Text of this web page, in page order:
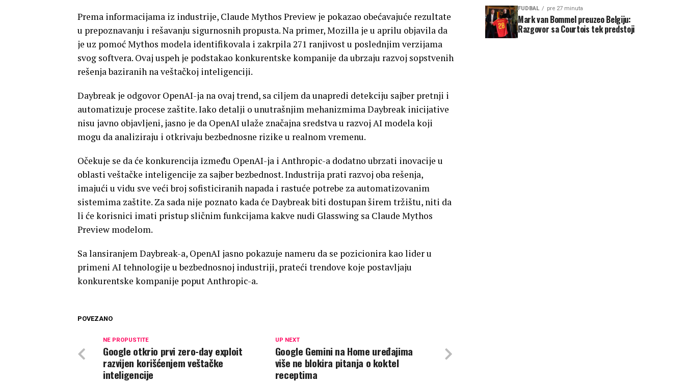
Prema informacijama iz industrije, Claude Mythos Preview je pokazao obećavajuće rezultate
u prepoznavanju i rešavanju sigurnosnih propusta. Na primer, Mozilla je u aprilu objavila da
je uz pomoć Mythos modela identifikovala i zakrpila 271 ranjivost u poslednjim verzijama
svog softvera. Ovaj uspeh je podstakao konkurentske kompanije da ubrzaju razvoj sopstvenih
rešenja baziranih na veštačkoj inteligenciji.
Daybreak je odgovor OpenAI-ja na ovaj trend, sa ciljem da unapredi detekciju sajber pretnji i
automatizuje procese zaštite. Iako detalji o unutrašnjim mehanizmima Daybreak inicijative
nisu javno objavljeni, jasno je da OpenAI ulaže značajna sredstva u razvoj AI modela koji
mogu da analiziraju i otkrivaju bezbednosne rizike u realnom vremenu.
Očekuje se da će konkurencija između OpenAI-ja i Anthropic-a dodatno ubrzati inovacije u
oblasti veštačke inteligencije za sajber bezbednost. Industrija prati razvoj oba rešenja,
imajući u vidu sve veći broj sofisticiranih napada i rastuće potrebe za automatizovanim
sistemima zaštite. Za sada nije poznato kada će Daybreak biti dostupan širem tržištu, niti da
li će korisnici imati pristup sličnim funkcijama kakve nudi Glasswing sa Claude Mythos
Preview modelom.
Sa lansiranjem Daybreak-a, OpenAI jasno pokazuje nameru da se pozicionira kao lider u
primeni AI tehnologije u bezbednosnoj industriji, prateći trendove koje postavljaju
konkurentske kompanije poput Anthropic-a.
POVEZANO
UP NEXT
Google Gemini na Home uređajima
više ne blokira pitanja o koktel
receptima
NE PROPUSTITE
Google otkrio prvi zero-day exploit
razvijen korišćenjem veštačke
inteligencije
FUDBAL pre 27 minuta
Mark van Bommel preuzeo Belgiju:
Razgovor sa Courtois tek predstoji